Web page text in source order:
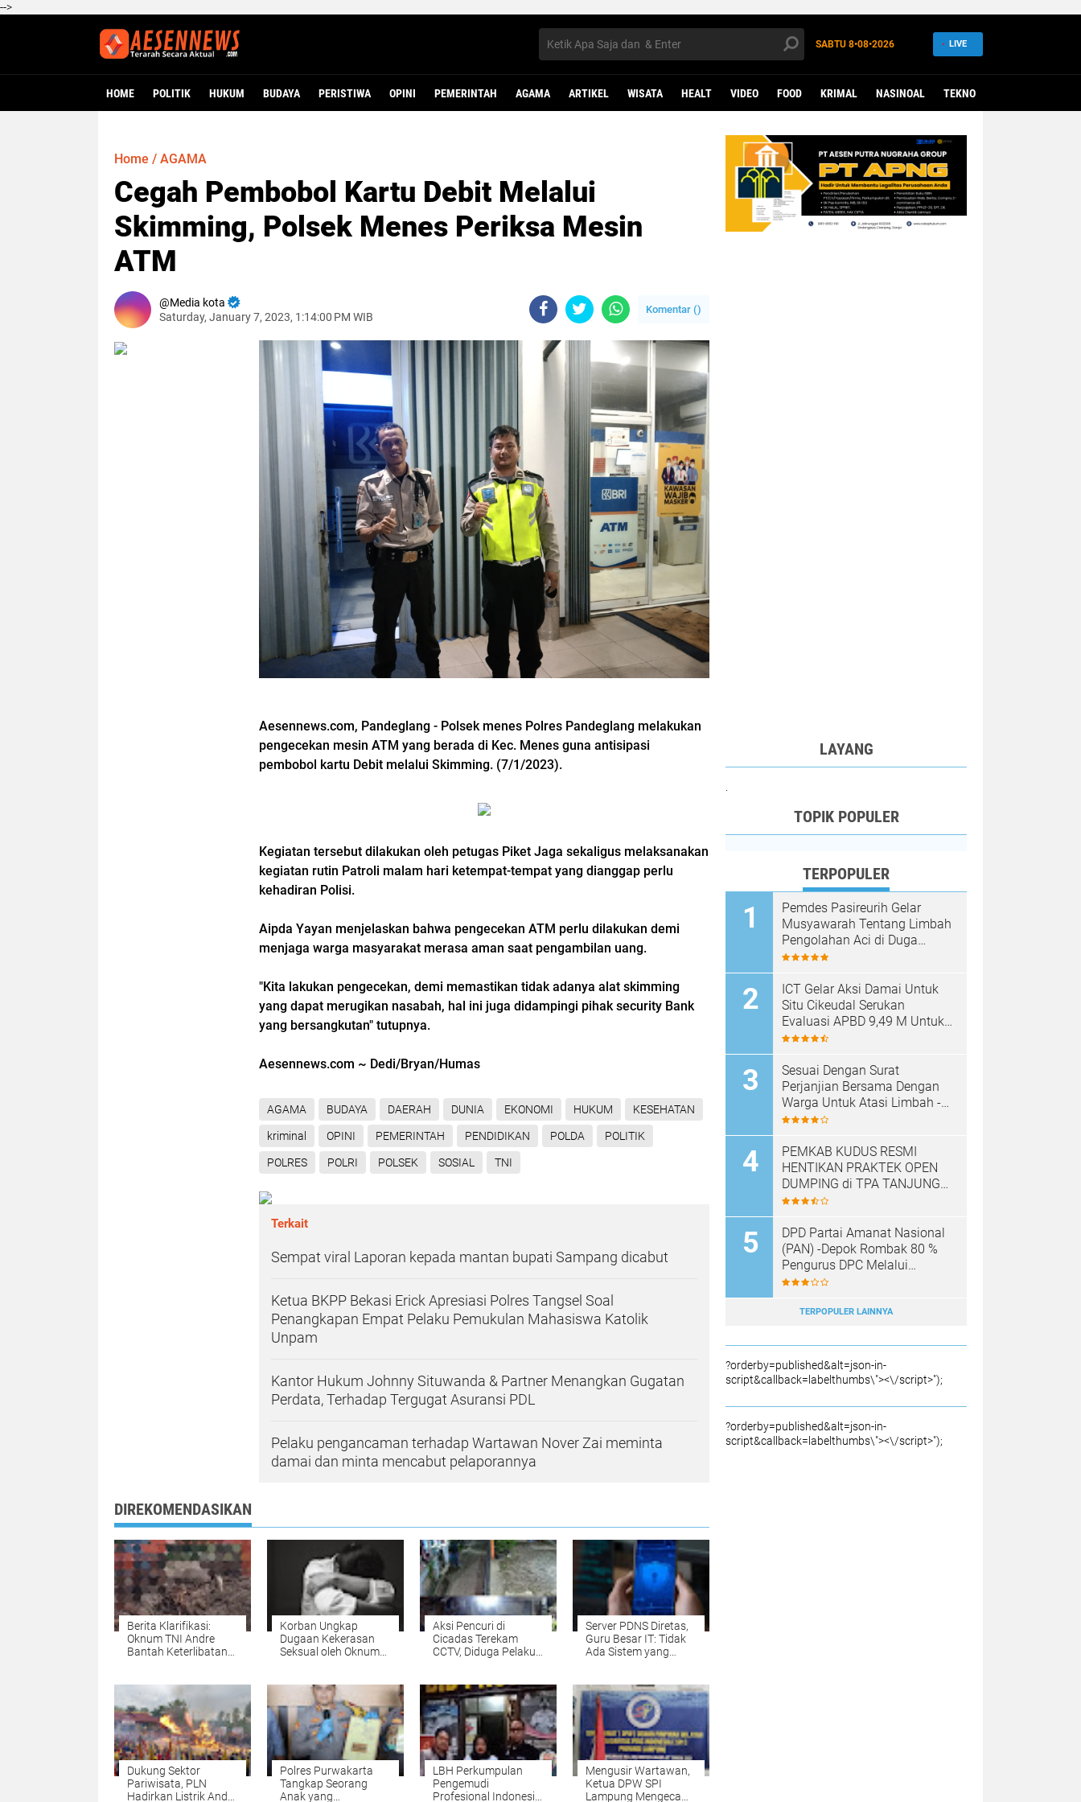
-->
SABTU 8•08•2026 LIVE
HOME POLITIK HUKUM BUDAYA PERISTIWA OPINI PEMERINTAH AGAMA ARTIKEL WISATA HEALT VIDEO FOOD KRIMAL NASINOAL TEKNO
Home / AGAMA
Cegah Pembobol Kartu Debit Melalui
Skimming, Polsek Menes Periksa Mesin
ATM
Media kota
Saturday, January 7, 2023, 1:14:00 PM WIB
Komentar ()
Aesennews.com, Pandeglang - Polsek menes Polres Pandeglang melakukan
pengecekan mesin ATM yang berada di Kec. Menes guna antisipasi
pembobol kartu Debit melalui Skimming. (7/1/2023).
Kegiatan tersebut dilakukan oleh petugas Piket Jaga sekaligus melaksanakan
kegiatan rutin Patroli malam hari ketempat-tempat yang dianggap perlu
kehadiran Polisi.
Aipda Yayan menjelaskan bahwa pengecekan ATM perlu dilakukan demi
menjaga warga masyarakat merasa aman saat pengambilan uang.
"Kita lakukan pengecekan, demi memastikan tidak adanya alat skimming
yang dapat merugikan nasabah, hal ini juga didampingi pihak security Bank
yang bersangkutan" tutupnya.
Aesennews.com ~ Dedi/Bryan/Humas
AGAMA BUDAYA DAERAH DUNIA EKONOMI HUKUM KESEHATAN
kriminal OPINI PEMERINTAH PENDIDIKAN POLDA POLITIK
POLRES POLRI POLSEK SOSIAL TNI
Terkait
Sempat viral Laporan kepada mantan bupati Sampang dicabut
Ketua BKPP Bekasi Erick Apresiasi Polres Tangsel Soal
Penangkapan Empat Pelaku Pemukulan Mahasiswa Katolik
Unpam
Kantor Hukum Johnny Situwanda & Partner Menangkan Gugatan
Perdata, Terhadap Tergugat Asuransi PDL
Pelaku pengancaman terhadap Wartawan Nover Zai meminta
damai dan minta mencabut pelaporannya
DIREKOMENDASIKAN
Berita Klarifikasi:
Oknum TNI Andre
Bantah Keterlibatan
Ketapang
Korban Ungkap
Dugaan Kekerasan
Seksual oleh Oknum
Aksi Pencuri di
Cicadas Terekam
CCTV, Diduga Pelaku
Amankan Polsek
Gunung Putri
Server PDNS Diretas,
Guru Besar IT: Tidak
Ada Sistem yang
Dukung Sektor
Pariwisata, PLN
Hadirkan Listrik Andal
Polres Purwakarta
Tangkap Seorang
Anak yang
LBH Perkumpulan
Pengemudi
Profesional Indonesia
Mengusir Wartawan,
Ketua DPW SPI
Lampung Mengecam
LAYANG
TOPIK POPULER
TERPOPULER
Pemdes Pasireurih Gelar
Musyawarah Tentang Limbah
Pengolahan Aci di Duga
Cemari Sungai Cisata
Sementara
ICT Gelar Aksi Damai Untuk
Situ Cikeudal Serukan
Evaluasi APBD 9,49 M Untuk
Skala Prioritaskan Kebutuhan
Sesuai Dengan Surat
Perjanjian Bersama Dengan
Warga Untuk Atasi Limbah -
Pabrik Aci Giat Perbaiki Kobak
PEMKAB KUDUS RESMI
HENTIKAN PRAKTEK OPEN
DUMPING di TPA TANJUNG
REJO, KEC.JEKULO
SISTEM PENGELOLAAN
SAMPAH BARU
DPD Partai Amanat Nasional
(PAN) -Depok Rombak 80 %
Pengurus DPC Melalui
Muscab "
TERPOPULER LAINNYA
?orderby=published&alt=json-in-
script&callback=labelthumbs\"><\/script>");
?orderby=published&alt=json-in-
script&callback=labelthumbs\"><\/script>");